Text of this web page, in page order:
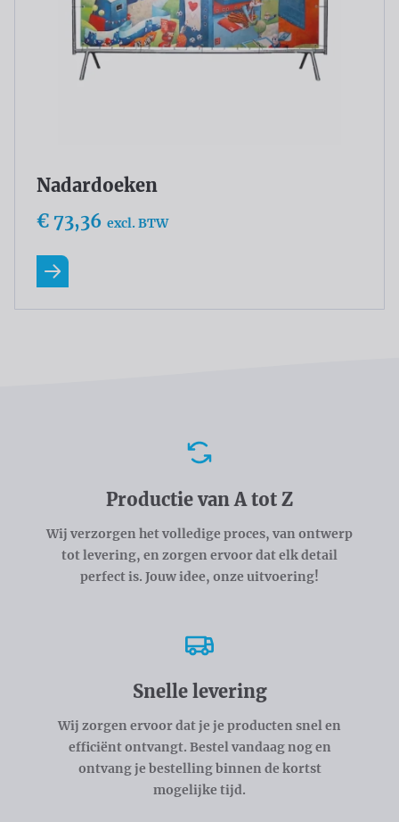
Nadardoeken
€ 73,36 excl. BTW
Lees meer
Productie van A tot Z
Wij verzorgen het volledige proces, van ontwerp
tot levering, en zorgen ervoor dat elk detail
perfect is. Jouw idee, onze uitvoering!
Snelle levering
Wij zorgen ervoor dat je je producten snel en
efficiënt ontvangt. Bestel vandaag nog en
ontvang je bestelling binnen de kortst
mogelijke tijd.